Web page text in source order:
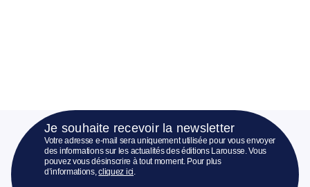
Je souhaite recevoir la newsletter
Votre adresse e-mail sera uniquement utilisée pour vous envoyer
des informations sur les actualités des éditions Larousse. Vous
pouvez vous désinscrire à tout moment. Pour plus
d’informations,cliquez ici